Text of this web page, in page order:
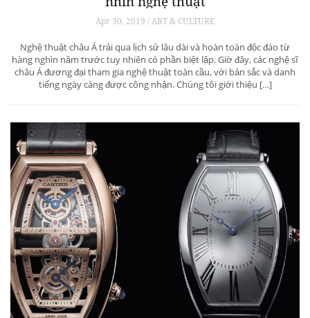
Apr 30, 2019 / ART & CULTURE
Nghệ thuật châu Á trải qua lịch sử lâu dài và hoàn toàn độc đáo từ
hàng nghìn năm trước tuy nhiên có phần biệt lập. Giờ đây, các nghệ sĩ
châu Á đương đại tham gia nghệ thuật toàn cầu, với bản sắc và danh
tiếng ngày càng được công nhận. Chúng tôi giới thiệu […]